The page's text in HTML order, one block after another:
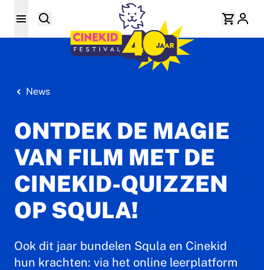
News
ONTDEK DE MAGIE
VAN FILM MET DE
CINEKID-QUIZZEN
OP SQULA!
Ook dit jaar bundelen Squla en Cinekid
hun krachten: via het online leerplatform